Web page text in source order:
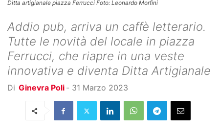
Ditta artigianale piazza Ferrucci Foto: Leonardo Morfini
Addio pub, arriva un caffè letterario.
Tutte le novità del locale in piazza
Ferrucci, che riapre in una veste
innovativa e diventa Ditta Artigianale
Di Ginevra Poli - 31 Marzo 2023